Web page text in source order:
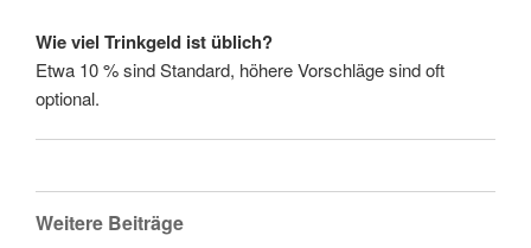
Wie viel Trinkgeld ist üblich?
Etwa 10 % sind Standard, höhere Vorschläge sind oft
optional.
Weitere Beiträge